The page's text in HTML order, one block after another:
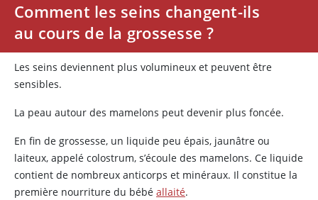
Comment les seins changent-ils
au cours de la grossesse ?
Les seins deviennent plus volumineux et peuvent être
sensibles.
La peau autour des mamelons peut devenir plus foncée.
En fin de grossesse, un liquide peu épais, jaunâtre ou
laiteux, appelé colostrum, s’écoule des mamelons. Ce liquide
contient de nombreux anticorps et minéraux. Il constitue la
première nourriture du bébé allaité.